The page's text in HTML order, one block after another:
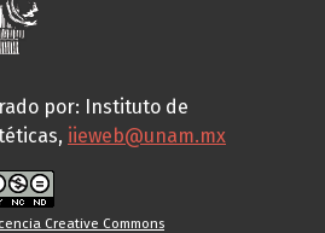
por: Instituto de
iieweb@unam.mx
Creative Commons